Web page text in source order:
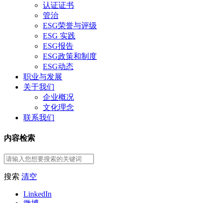
认证证书
管治
ESG荣誉与评级
ESG 实践
ESG报告
ESG政策和制度
ESG动态
职业与发展
关于我们
企业概况
文化理念
联系我们
内容检索
搜索 清空
LinkedIn